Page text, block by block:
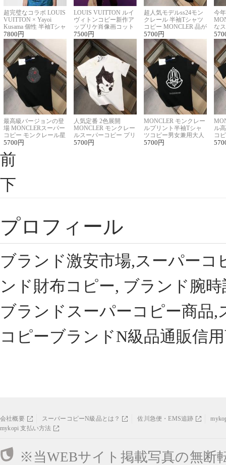
超完璧なコラボ LOUIS
VUITTON × Yayoi
Kusama 個性 半袖Tシャ
ツコピー男女兼用
7800 円
LOUIS VUITTON ルイ
ヴィトンコピー新作ア
ップリケ肖像画コット
ンニット半袖Tシャツ
7500 円
超人気モデルss24モン
クレール 半袖Tシャツ
コピー MONCLER 品が
良く見た目
5700 円
今
な
ル
最高級バージョンの登
場 MONCLERスーパー
コピー モンクレール星
座半袖Tシャツ
5700 円
人気定番 2色展開
MONCLER モンクレー
ルスーパーコピー プリ
ント半袖Tシャツ
5700 円
MONCLER モンクレー
ルプリント半袖Tシャ
ツコピー男女兼用大人
可愛い春夏コーデ
5700 円
ル
コ
ィ
前
下
プロフィール
ブランド激安市場,スーパー
ンド財布コピー, ブランド腕
ブランドスーパーコピー商品
コピーブランドN級品通販信
会社概要 スーパーコピーN級品とは？ 佐川急便・EMS追跡
mykopi 支払い方法
※当WEBサイト掲載写真の無断